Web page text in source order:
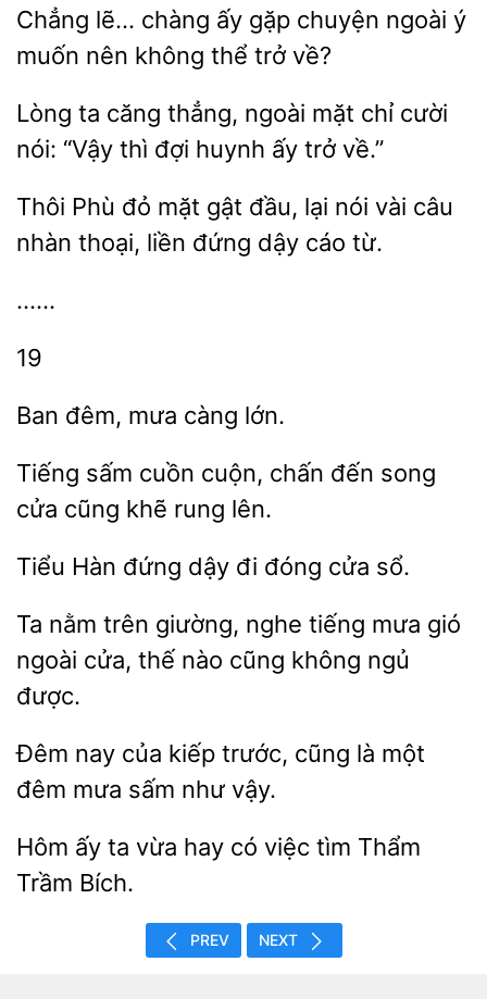
ấy gặp chuyện ngoài ý
muốn nên không thể trở về?
Lòng ta căng thẳng, ngoài
chỉ
nói: “Vậy thì
huynh ấy trở về.”
Thôi Phù đỏ gật đầu,
nói vài câu
nhàn thoại, liền đứng dậy
từ.
……
19
Ban đêm,
Tiếng sấm
cuộn, chấn đến song
cửa cũng
rung
Tiểu Hàn đứng đi sổ.
Ta nằm giường, nghe tiếng
gió
ngoài cửa, thế
cũng không ngủ
được.
Đêm nay của kiếp trước, cũng là một
mưa
vậy.
Hôm ấy ta vừa
có việc tìm
Trầm
PREV NEXT